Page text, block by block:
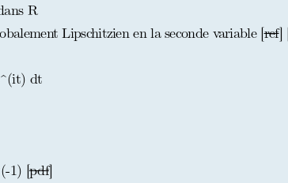
R
Lipschitzien en la seconde variable [ref]
dt
1) [pdf]